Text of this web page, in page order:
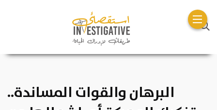
البرهان والقوات المساندة..